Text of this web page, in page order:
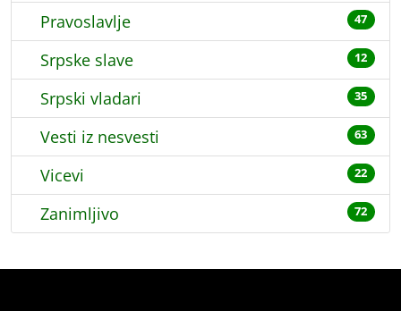
Pravoslavlje 47
Srpske slave 12
Srpski vladari 35
Vesti iz nesvesti 63
Vicevi 22
Zanimljivo 72